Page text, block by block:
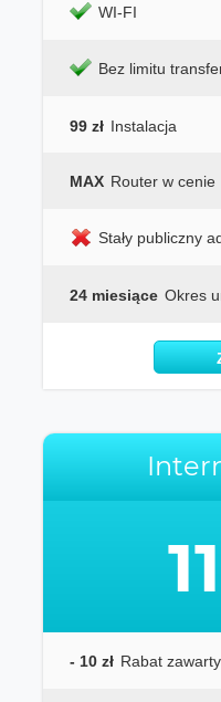
WI-FI
Bez limitu
99 zł Instalacja
MAX Router w cenie
Stały publiczny
24 miesiące Okres
- 10 zł Rabat